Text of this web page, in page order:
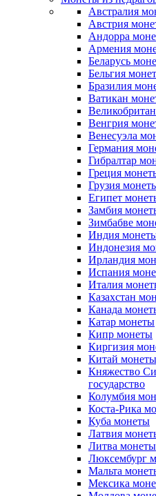
Австралия
Австрия
Андорра
Армения
Беларусь
Бельгия
Бразилия
Ватикан
Венгрия
Венесуэла
Германия
Гибралтар
Греция
Грузия
Египет
Замбия
Зимбабве
Индия
Индонезия
Ирландия
Испания
Италия
Казахстан
Канада
Катар монеты
Кипр монеты
Киргизия
Китай монеты
Княжество
государство
Колумбия
Коста-Рика
Куба монеты
Латвия
Литва монеты
Люксембург
Мальта
Мексика